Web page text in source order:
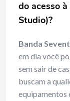
do acesso
Studio)?
Banda
em dia você
sem sair de
buscam a
equipamentos